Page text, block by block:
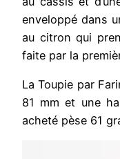
enveloppé dans
au citron qui
faite par la
La Toupie par
81 mm et une
acheté pèse 61